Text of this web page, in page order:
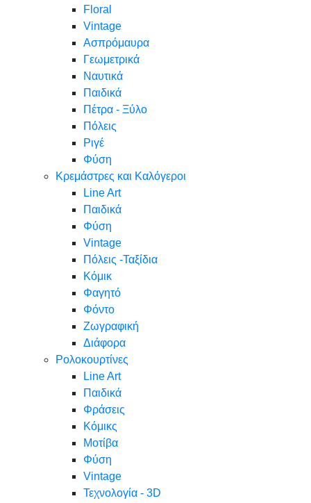
Floral
Vintage
Ασπρόμαυρα
Γεωμετρικά
Ναυτικά
Παιδικά
Πέτρα - Ξύλο
Πόλεις
Ριγέ
Φύση
Κρεμάστρες και Καλόγεροι
Line Art
Παιδικά
Φύση
Vintage
Πόλεις -Ταξίδια
Κόμικ
Φαγητό
Φόντο
Ζωγραφική
Διάφορα
Ρολοκουρτίνες
Line Art
Παιδικά
Φράσεις
Κόμικς
Μοτίβα
Φύση
Vintage
Τεχνολογία - 3D